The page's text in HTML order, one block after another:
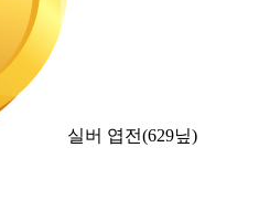
실버 엽전(629닢)